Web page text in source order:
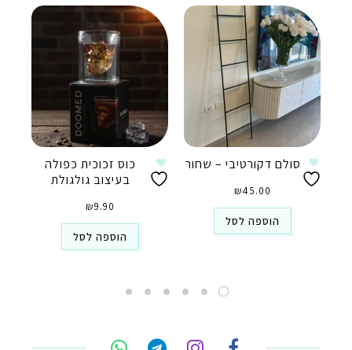
סולם דקורטיבי – שחור
₪45.00
הוספה לסל
כוס זכוכית כפולה
בעיצוב גולגולת
₪9.90
הוספה לסל